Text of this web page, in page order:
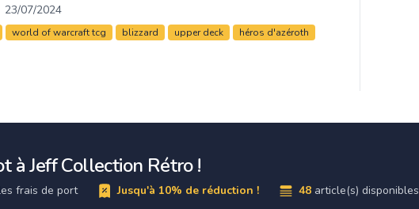
23/07/2024
world of warcraft tcg blizzard upper deck héros d'azéroth
à Jeff Collection Rétro !
frais de port Jusqu'à 10% de réduction ! 48 article(s) disponibles